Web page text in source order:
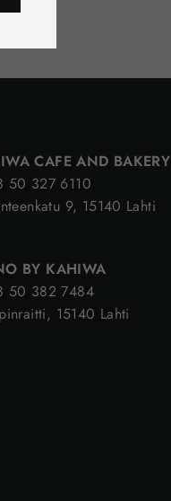
CAFE AND BAKERY
50 327 6110
9, 15140 Lahti
BY KAHIWA
50 382 7484
15140 Lahti